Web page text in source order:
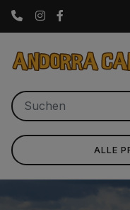
Instagram
ALLE